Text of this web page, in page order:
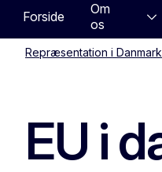
Forside
Om
os
Repræsentation i Danmark
EU i